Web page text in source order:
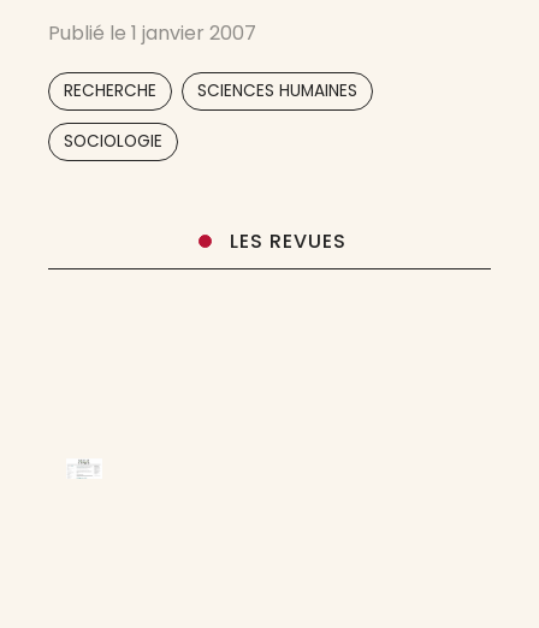
théoriques et des perspectives
méthodologiques, principalement à travers sa
rubrique classique « Théories et recherches
Publié le 1 janvier 2007
RECHERCHE SCIENCES HUMAINES
SOCIOLOGIE
LES REVUES